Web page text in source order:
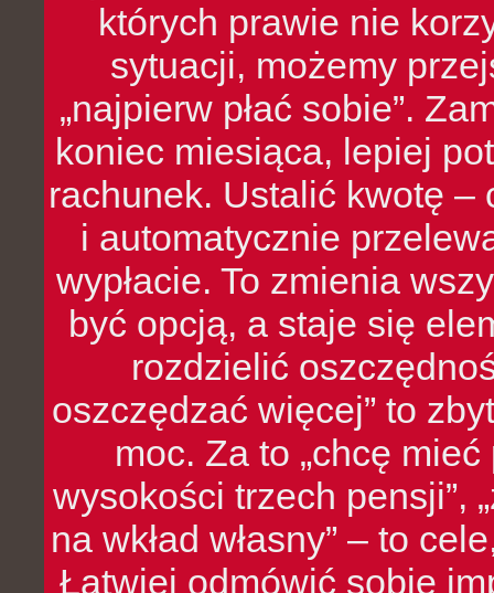
których prawie nie
sytuacji, możemy
„najpierw płać sobie”.
koniec miesiąca, lepiej
rachunek. Ustalić kwotę
i automatycznie
wypłacie. To zmienia
być opcją, a staje się
rozdzielić
oszczędzać więcej” to
moc. Za to „chcę
wysokości trzech pensji”,
na wkład własny” – to
Łatwiej odmówić sobie